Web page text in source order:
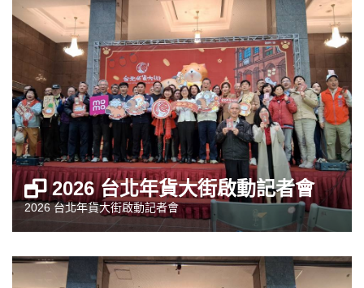
2026 台北年貨大街啟動記者會
2026 台北年貨大街啟動記者會